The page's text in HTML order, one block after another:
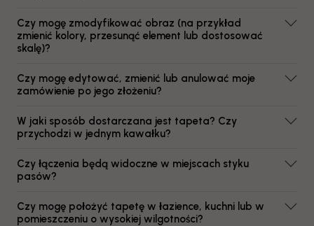
Czy mogę zmodyfikować obraz (na przykład
zmienić kolory, przesunąć element lub dostosować
skalę)?
Czy mogę edytować, zmienić lub anulować moje
zamówienie po jego złożeniu?
W jaki sposób dostarczana jest tapeta? Czy
przychodzi w jednym kawałku?
Czy łączenia będą widoczne w miejscach styku
pasów?
Czy mogę położyć tapetę w łazience, kuchni lub w
pomieszczeniu o wysokiej wilgotności?